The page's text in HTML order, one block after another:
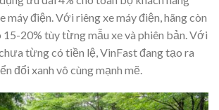
máy điện. Với riêng xe máy điện, hãng còn
20% tùy từng mẫu xe và phiên bản. Với
từng có tiền lệ, VinFast đang tạo ra
đổi xanh vô cùng mạnh mẽ.